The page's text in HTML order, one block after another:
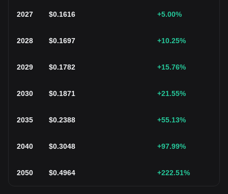
2027 $0.1616 +5.00%
2028 $0.1697 +10.25%
2029 $0.1782 +15.76%
2030 $0.1871 +21.55%
2035 $0.2388 +55.13%
2040 $0.3048 +97.99%
2050 $0.4964 +222.51%